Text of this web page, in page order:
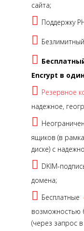
сайта;
Поддержку
Encrypt в
Резервное
надежное,
ящиков (в
диске) с
DKIM-
домена;
Бесплатные
возможностью
(через запрос